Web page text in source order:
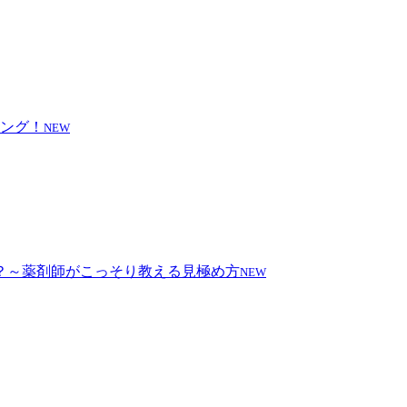
NEW
NEW